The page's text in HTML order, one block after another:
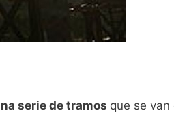
serie de tramos que se